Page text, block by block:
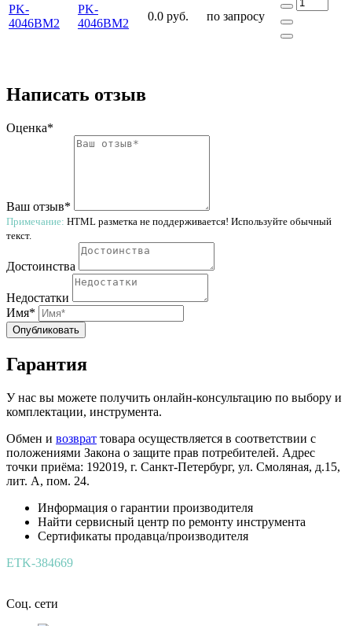
PK-
4046BM2
PK-
4046BM2
0.0 руб. по запросу
Написать отзыв
Оценка*
Ваш отзыв*
Примечание: HTML разметка не поддерживается! Используйте обычный
текст.
Достоинства
Недостатки
Имя*
Опубликовать
Гарантия
У нас вы можете получить онлайн-консультацию по выбору и
комплектации, инструмента.
Обмен и возврат товара осуществляется в соответствии с
положениями Закона о защите прав потребителей. Адрес
точки приёма: 192019, г. Санкт-Петербург, ул. Смоляная, д.15,
лит. А, пом. 24.
Информация о гарантии производителя
Найти сервисный центр по ремонту инструмента
Сертификаты продавца/производителя
ETK-384669
Соц. сети